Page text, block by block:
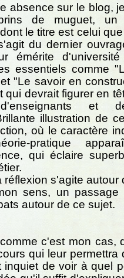
absence sur le blog,
de muguet, un
le titre est celui
du dernier
émérite
essentiels comme
"Le savoir en
qui devrait figurer en
d'enseignants et
illustration de
où le caractère
pratique
qui éclaire
réflexion s'agite autour
sens, un passage
autour de ce sujet.
c'est mon cas,
qui leur permettra
inquiet de voir à quel